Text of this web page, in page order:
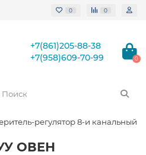
0 0
+7(861)205-88-38
+7(958)609-70-99
0
регулятор 8-и канальный
ОВЕН